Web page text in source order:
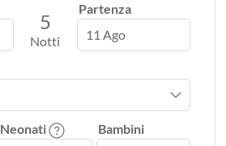
5
Notti
Partenza
11 Ago
Neonati Bambini